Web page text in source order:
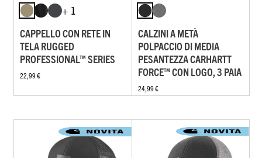
+ 1
CAPPELLO CON RETE IN
TELA RUGGED
PROFESSIONAL™ SERIES
22,99 €
CALZINI A METÀ
POLPACCIO DI MEDIA
PESANTEZZA CARHARTT
FORCE™ CON LOGO, 3 PAIA
24,99 €